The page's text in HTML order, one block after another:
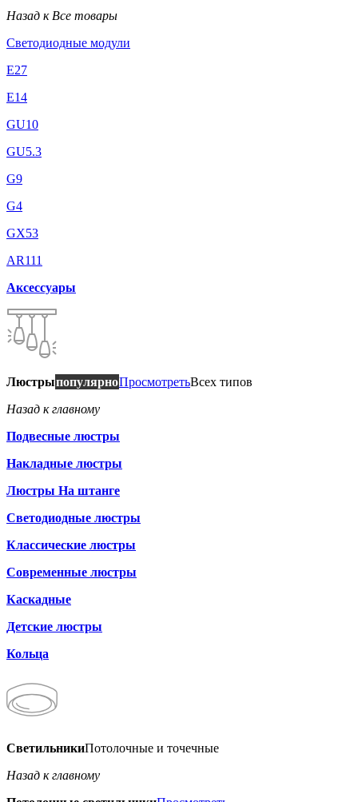
Назад к Все товары
Светодиодные модули
E27
E14
GU10
GU5.3
G9
G4
GX53
AR111
Аксессуары
ЛюстрыпопулярноПросмотретьВсех типов
Назад к главному
Подвесные люстры
Накладные люстры
Люстры На штанге
Светодиодные люстры
Классические люстры
Современные люстры
Каскадные
Детские люстры
Кольца
СветильникиПотолочные и точечные
Назад к главному